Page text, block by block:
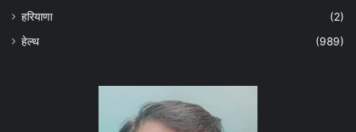
हरियाणा
(2)
हेल्‍थ
(989)